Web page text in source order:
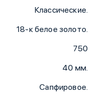
Классические.
18-к белое золото.
750
40 мм.
Сапфировое.